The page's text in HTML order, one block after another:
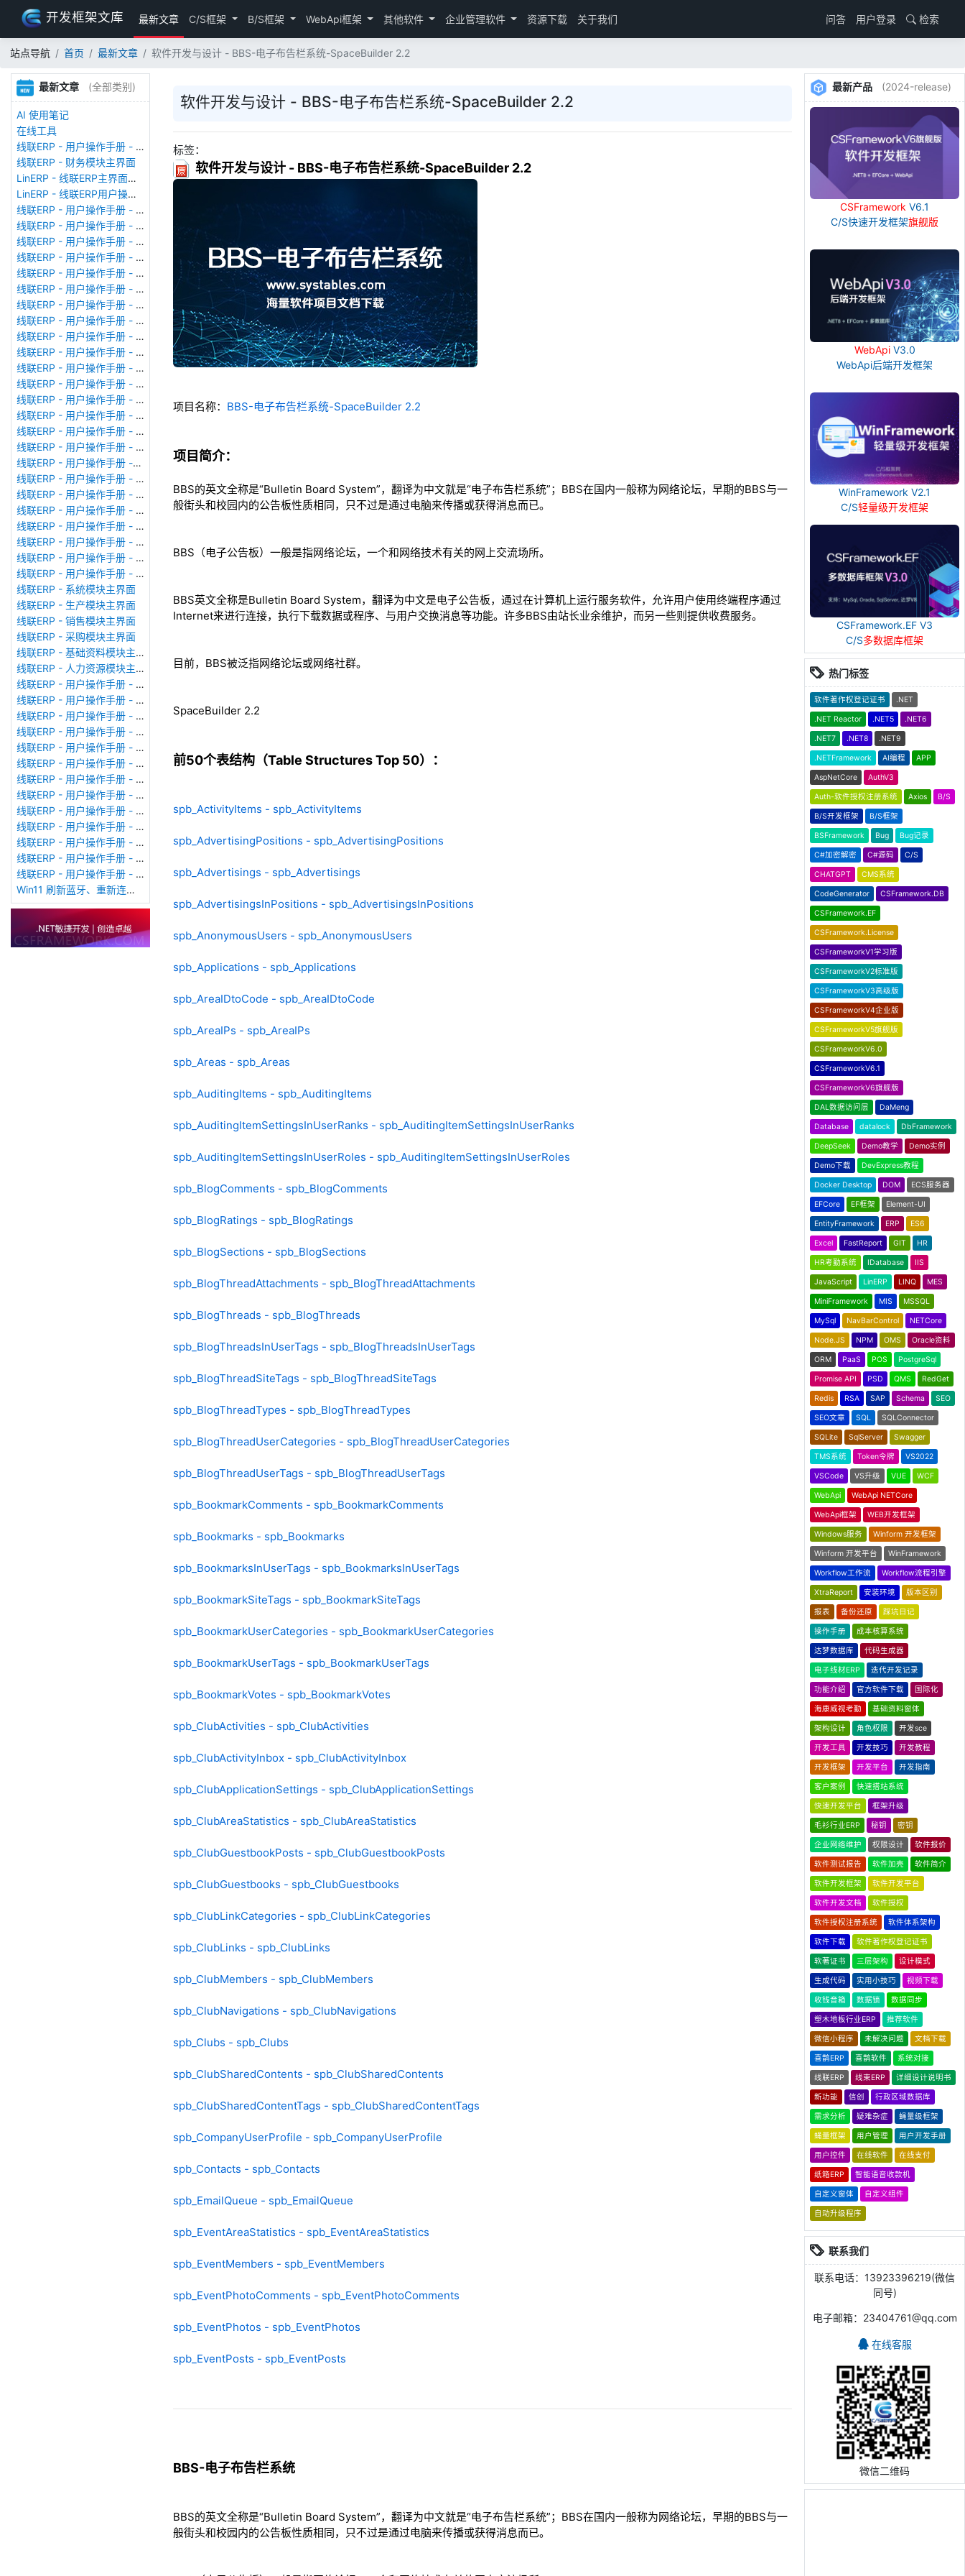
开发框架文库 最新文章 C/S框架 B/S框架 WebApi框架 其他软件 企业管理软件 资源下载 关于我们 问答 用户登录 检索
站点导航 首页 最新文章 软件开发与设计 - BBS-电子布告栏系统-SpaceBuilder 2.2
最新文章 (全部类别)
AI 使用笔记
在线工具
线联ERP - 用户操作手册 - 存货期初
线联ERP - 财务模块主界面
LinERP - 线联ERP主界面（HOME）
LinERP - 线联ERP用户操作手册 - 系统登陆
线联ERP - 用户操作手册 - 查看在线用户
线联ERP - 用户操作手册 - 数据备份
线联ERP - 用户操作手册 - 工厂管理
线联ERP - 用户操作手册 - 帐套管理
线联ERP - 用户操作手册 - 语种设置
线联ERP - 用户操作手册 - 国际化多语言
线联ERP - 用户操作手册 - 报表管理
线联ERP - 用户操作手册 - 字段名管理
线联ERP - 用户操作手册 - 模块管理
线联ERP - 用户操作手册 - 广播消息
线联ERP - 用户操作手册 - 审计日志
线联ERP - 用户操作手册 - 公司资料设置
线联ERP - 用户操作手册 - 系统参数设置
线联ERP - 用户操作手册 - 单据类型
线联ERP - 用户操作手册 - 号码规则
线联ERP - 用户操作手册 - 功能菜单
线联ERP - 用户操作手册 -分配临时角色
线联ERP - 用户操作手册 - 组织架构
线联ERP - 用户操作手册 - 用户管理
线联ERP - 用户操作手册 - 角色/岗位管理
线联ERP - 用户操作手册 - 暂估入库明细表
线联ERP - 用户操作手册 - 物料收发明细表
线联ERP - 用户操作手册 - 即时库存余额表
线联ERP - 用户操作手册 - 库存账龄分析表
线联ERP - 系统模块主界面
线联ERP - 生产模块主界面
线联ERP - 销售模块主界面
线联ERP - 采购模块主界面
线联ERP - 基础资料模块主界面
线联ERP - 人力资源模块主界面
线联ERP - 用户操作手册 - 个人考勤报表（横向）
线联ERP - 用户操作手册 - 部门考勤报表
线联ERP - 用户操作手册 - 个人考勤报表
线联ERP - 用户操作手册 - 考勤计算
线联ERP - 用户操作手册 - 节假日管理
线联ERP - 用户操作手册 - 请假管理
线联ERP - 用户操作手册 - 补卡管理
线联ERP - 用户操作手册 - 考勤设备管理
线联ERP - 用户操作手册 - 考勤参数配置
线联ERP - 用户操作手册 - 考勤设备绑定
线联ERP - 用户操作手册 - 员工档案
线联ERP - 用户操作手册 - 班次管理
线联ERP - 用户操作手册 - 排班管理
Win11 刷新蓝牙、重新连接蓝牙音响
软件开发与设计 - BBS-电子布告栏系统-SpaceBuilder 2.2
标签：
软件开发与设计 - BBS-电子布告栏系统-SpaceBuilder 2.2
项目名称： BBS-电子布告栏系统-SpaceBuilder 2.2
项目简介：
BBS的英文全称是“Bulletin Board System”，翻译为中文就是“电子布告栏系统”；BBS在国内一般称为网络论坛，早期的BBS与一
般街头和校园内的公告板性质相同，只不过是通过电脑来传播或获得消息而已。
BBS（电子公告板）一般是指网络论坛，一个和网络技术有关的网上交流场所。
BBS英文全称是Bulletin Board System，翻译为中文是电子公告板，通过在计算机上运行服务软件，允许用户使用终端程序通过
Internet来进行连接，执行下载数据或程序、与用户交换消息等功能。许多BBS由站长业余维护，而另一些则提供收费服务。
目前，BBS被泛指网络论坛或网络社群。
SpaceBuilder 2.2
前50个表结构（Table Structures Top 50）：
spb_ActivityItems - spb_ActivityItems
spb_AdvertisingPositions - spb_AdvertisingPositions
spb_Advertisings - spb_Advertisings
spb_AdvertisingsInPositions - spb_AdvertisingsInPositions
spb_AnonymousUsers - spb_AnonymousUsers
spb_Applications - spb_Applications
spb_AreaIDtoCode - spb_AreaIDtoCode
spb_AreaIPs - spb_AreaIPs
spb_Areas - spb_Areas
spb_AuditingItems - spb_AuditingItems
spb_AuditingItemSettingsInUserRanks - spb_AuditingItemSettingsInUserRanks
spb_AuditingItemSettingsInUserRoles - spb_AuditingItemSettingsInUserRoles
spb_BlogComments - spb_BlogComments
spb_BlogRatings - spb_BlogRatings
spb_BlogSections - spb_BlogSections
spb_BlogThreadAttachments - spb_BlogThreadAttachments
spb_BlogThreads - spb_BlogThreads
spb_BlogThreadsInUserTags - spb_BlogThreadsInUserTags
spb_BlogThreadSiteTags - spb_BlogThreadSiteTags
spb_BlogThreadTypes - spb_BlogThreadTypes
spb_BlogThreadUserCategories - spb_BlogThreadUserCategories
spb_BlogThreadUserTags - spb_BlogThreadUserTags
spb_BookmarkComments - spb_BookmarkComments
spb_Bookmarks - spb_Bookmarks
spb_BookmarksInUserTags - spb_BookmarksInUserTags
spb_BookmarkSiteTags - spb_BookmarkSiteTags
spb_BookmarkUserCategories - spb_BookmarkUserCategories
spb_BookmarkUserTags - spb_BookmarkUserTags
spb_BookmarkVotes - spb_BookmarkVotes
spb_ClubActivities - spb_ClubActivities
spb_ClubActivityInbox - spb_ClubActivityInbox
spb_ClubApplicationSettings - spb_ClubApplicationSettings
spb_ClubAreaStatistics - spb_ClubAreaStatistics
spb_ClubGuestbookPosts - spb_ClubGuestbookPosts
spb_ClubGuestbooks - spb_ClubGuestbooks
spb_ClubLinkCategories - spb_ClubLinkCategories
spb_ClubLinks - spb_ClubLinks
spb_ClubMembers - spb_ClubMembers
spb_ClubNavigations - spb_ClubNavigations
spb_Clubs - spb_Clubs
spb_ClubSharedContents - spb_ClubSharedContents
spb_ClubSharedContentTags - spb_ClubSharedContentTags
spb_CompanyUserProfile - spb_CompanyUserProfile
spb_Contacts - spb_Contacts
spb_EmailQueue - spb_EmailQueue
spb_EventAreaStatistics - spb_EventAreaStatistics
spb_EventMembers - spb_EventMembers
spb_EventPhotoComments - spb_EventPhotoComments
spb_EventPhotos - spb_EventPhotos
spb_EventPosts - spb_EventPosts
BBS-电子布告栏系统
BBS的英文全称是“Bulletin Board System”，翻译为中文就是“电子布告栏系统”；BBS在国内一般称为网络论坛，早期的BBS与一
般街头和校园内的公告板性质相同，只不过是通过电脑来传播或获得消息而已。
最新产品 (2024-release)
CSFramework V6.1
C/S快速开发框架旗舰版
WebApiV3.0
WebApi后端开发框架
WinFramework V2.1
C/S轻量级开发框架
CSFramework.EF V3
C/S多数据库框架
热门标签
软件著作权登记证书 .NET
.NET Reactor .NET5 .NET6
.NET7 .NET8 .NET9
.NETFramework AI编程 APP
AspNetCore AuthV3
Auth-软件授权注册系统 Axios B/S
B/S开发框架 B/S框架
BSFramework Bug Bug记录
C#加密解密 C#源码 C/S
CHATGPT CMS系统
CodeGenerator CSFramework.DB
CSFramework.EF
CSFramework.License
CSFrameworkV1学习版
CSFrameworkV2标准版
CSFrameworkV3高级版
CSFrameworkV4企业版
CSFrameworkV5旗舰版
CSFrameworkV6.0
CSFrameworkV6.1
CSFrameworkV6旗舰版
DAL数据访问层 DaMeng
Database datalock DbFramework
DeepSeek Demo教学 Demo实例
Demo下载 DevExpress教程
Docker Desktop DOM ECS服务器
EFCore EF框架 Element-UI
EntityFramework ERP ES6
Excel FastReport GIT HR
HR考勤系统 IDatabase IIS
JavaScript LinERP LINQ MES
MiniFramework MIS MSSQL
MySql NavBarControl NETCore
Node.JS NPM OMS Oracle资料
ORM PaaS POS PostgreSql
Promise API PSD QMS RedGet
Redis RSA SAP Schema SEO
SEO文章 SQL SQLConnector
SQLite SqlServer Swagger
TMS系统 Token令牌 VS2022
VSCode VS升级 VUE WCF
WebApi WebApi NETCore
WebApi框架 WEB开发框架
Windows服务 Winform 开发框架
Winform 开发平台 WinFramework
Workflow工作流 Workflow流程引擎
XtraReport 安装环境 版本区别
报表 备份还原 踩坑日记
操作手册 成本核算系统
达梦数据库 代码生成器
电子线材ERP 迭代开发记录
功能介绍 官方软件下载 国际化
海康威视考勤 基础资料窗体
架构设计 角色权限 开发sce
开发工具 开发技巧 开发教程
开发框架 开发平台 开发指南
客户案例 快速搭站系统
快速开发平台 框架升级
毛衫行业ERP 秘钥 密钥
企业网络维护 权限设计 软件报价
软件测试报告 软件加壳 软件简介
软件开发框架 软件开发平台
软件开发文档 软件授权
软件授权注册系统 软件体系架构
软件下载 软件著作权登记证书
软著证书 三层架构 设计模式
生成代码 实用小技巧 视频下载
收钱音箱 数据锁 数据同步
塑木地板行业ERP 推荐软件
微信小程序 未解决问题 文档下载
喜鹊ERP 喜鹊软件 系统对接
线联ERP 线束ERP 详细设计说明书
新功能 信创 行政区域数据库
需求分析 疑难杂症 蝇量级框架
蝇量框架 用户管理 用户开发手册
用户控件 在线软件 在线支付
纸箱ERP 智能语音收款机
自定义窗体 自定义组件
自动升级程序
联系我们
联系电话：13923396219(微信
同号)
电子邮箱：23404761@qq.com
在线客服
微信二维码